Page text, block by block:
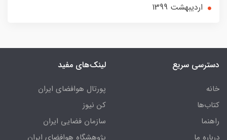
ارديبهشت 1399
دسترسی سریع
خانه
کتاب‌ها
راهنما
درباره ما
لینک‌های مفید
پورتال هوافضای ایران
کن نیوز
سازمان فضایی ایران
پژوهشگاه هوافضای ایران